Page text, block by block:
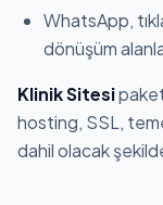
WhatsApp,
dönüşüm
Klinik Sitesi
hosting, SSL,
dahil olacak